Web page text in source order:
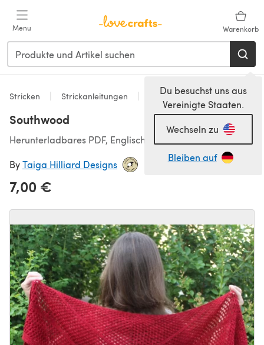
Menu Warenkorb
Du besuchst uns aus
Vereinigte Staaten.
Wechseln zu
Bleiben auf
Stricken Strickanleitungen Accessoires
Southwood
Herunterladbares PDF, Englisch
ByTaiga Hilliard Designs
7,00 €